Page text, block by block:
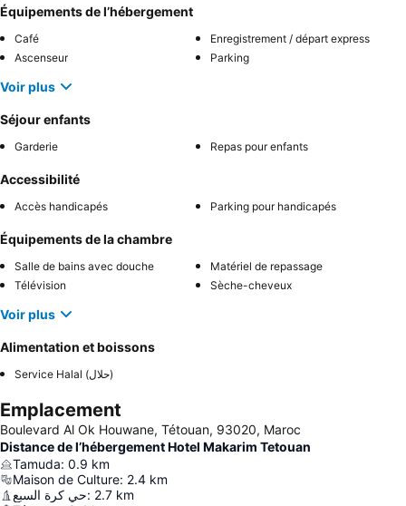
Équipements de l’hébergement
Café
Enregistrement / départ express
Ascenseur
Parking
Voir plus
Séjour enfants
Garderie Repas pour enfants
Accessibilité
Accès handicapés Parking pour handicapés
Équipements de la chambre
Salle de bains avec douche
Matériel de repassage
Télévision
Sèche-cheveux
Voir plus
Alimentation et boissons
Service Halal (حلال)
Emplacement
Boulevard Al Ok Houwane, Tétouan, 93020, Maroc
Distance de l’hébergement Hotel Makarim Tetouan
Tamuda: 0.9 km
Maison de Culture: 2.4 km
حي كرة السبع: 2.7 km